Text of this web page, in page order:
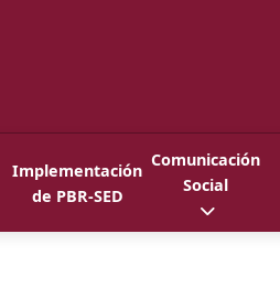
Implementación
de PBR-SED
Comunicación
Social